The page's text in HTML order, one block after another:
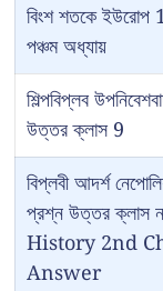
বিংশ শতকে ইউরোপ
পঞ্চম অধ্যায়
শিল্পবিপ্লব
উত্তর ক্লাস 9
বিপ্লবী আদর্শ
প্রশ্ন উত্তর ক্লাস
History 2nd
Answer